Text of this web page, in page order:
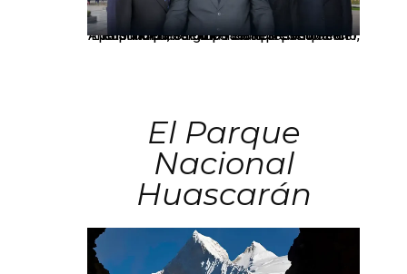
Los principales grupos empresariales del país mantienen una fuerte presencia en Áncash mediante inversiones en comercio, educación, salud e industria pesquera.
El Parque
Nacional
Huascarán